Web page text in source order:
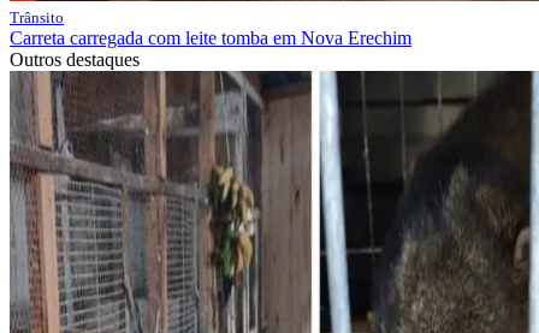
Trânsito
Carreta carregada com leite tomba em Nova Erechim
Outros destaques